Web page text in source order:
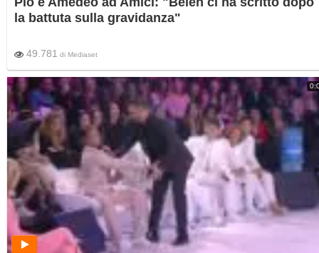
la battuta sulla gravidanza"
49.781 di Mediaset